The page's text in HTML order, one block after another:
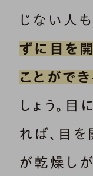
じない人も
ずに目を
ことができ
しょう。
れば、目を
が乾燥し